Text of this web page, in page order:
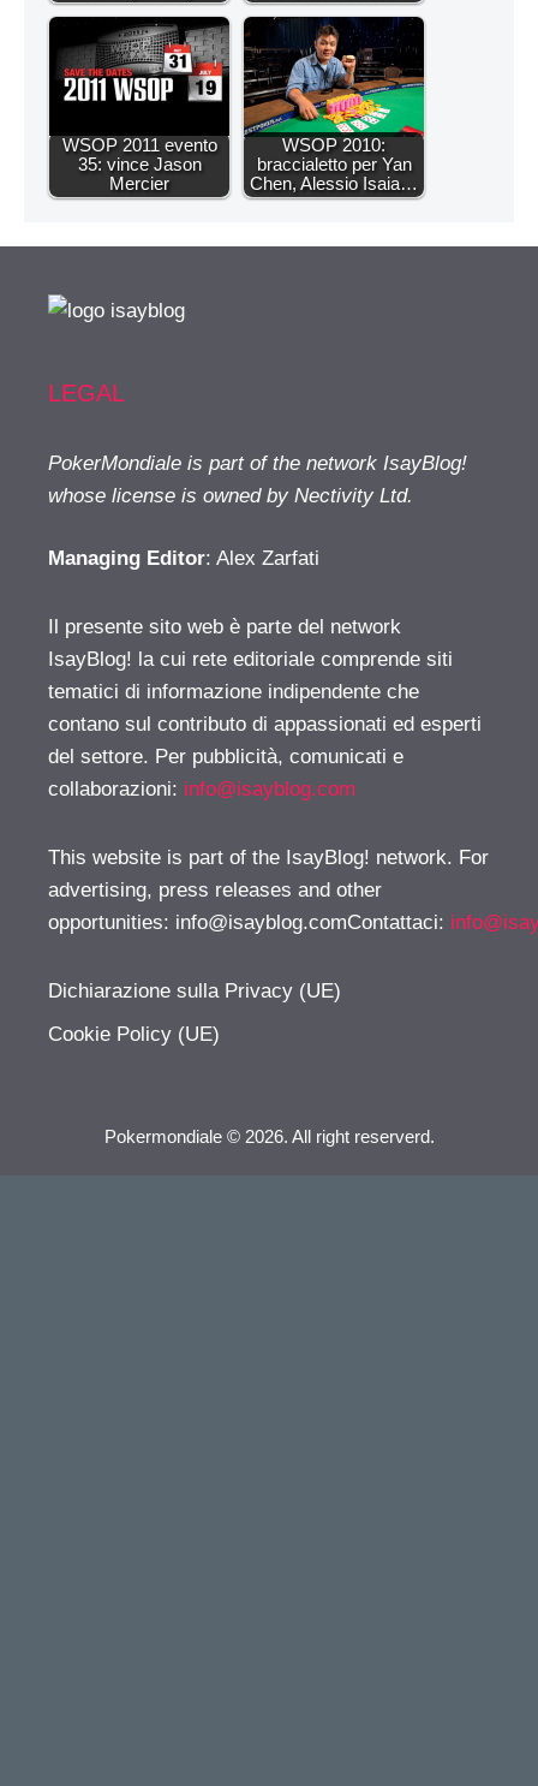
WSOP 2011 evento
35: vince Jason
Mercier
WSOP 2010:
braccialetto per Yan
Chen, Alessio Isaia…
LEGAL
PokerMondiale is part of the network IsayBlog!
whose license is owned by Nectivity Ltd.
Managing Editor: Alex Zarfati
Il presente sito web è parte del network
IsayBlog! la cui rete editoriale comprende siti
tematici di informazione indipendente che
contano sul contributo di appassionati ed esperti
del settore. Per pubblicità, comunicati e
collaborazioni: info@isayblog.com
This website is part of the IsayBlog! network. For
advertising, press releases and other
opportunities: info@isayblog.comContattaci:
Dichiarazione sulla Privacy (UE)
Cookie Policy (UE)
Pokermondiale © 2026. All right reserverd.